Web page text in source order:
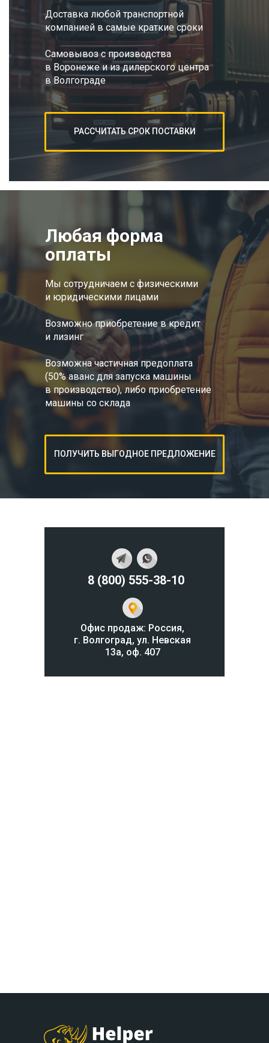
Любая форма
оплаты
Доставка любой транспортной
компанией в самые краткие сроки
Самовывоз с производства
в Воронеже и из дилерского центра
в Волгограде
Мы сотрудничаем с физическими
и юридическими лицами
Возможно приобретение в кредит
и лизинг
Возможна частичная предоплата
(50% аванс для запуска машины
в производство), либо приобретение
машины со склада
РАССЧИТАТЬ СРОК ПОСТАВКИ
ПОЛУЧИТЬ ВЫГОДНОЕ ПРЕДЛОЖЕНИЕ
8 (800) 555-38-10
Офис продаж: Россия,
г. Волгоград, ул. Невская
13а, оф. 407